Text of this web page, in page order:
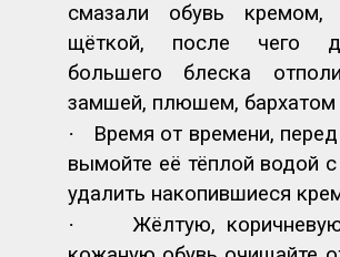
смазали обувь кремом,
щёткой, после чего
большего блеска
замшей, плюшем, бархатом
·
Время от времени,
вымойте её тёплой водой
удалить накопившиеся
·
Жёлтую,